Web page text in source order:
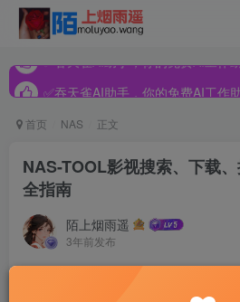
✅吞天雀AI助手，你的免费AI工作助手，支持
首页 NAS 正文
NAS-TOOL影视搜索、下载
全指南
陌上烟雨遥
3年前发布